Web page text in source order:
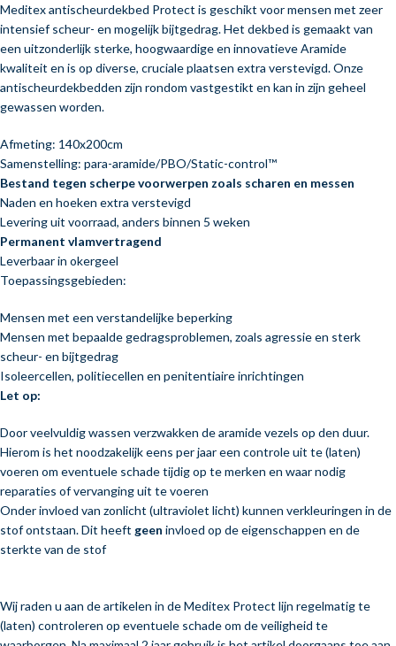
Meditex antischeurdekbed Protect is geschikt voor mensen met zeer
intensief scheur- en mogelijk bijtgedrag. Het dekbed is gemaakt van
een uitzonderlijk sterke, hoogwaardige en innovatieve Aramide
kwaliteit en is op diverse, cruciale plaatsen extra verstevigd. Onze
antischeurdekbedden zijn rondom vastgestikt en kan in zijn geheel
gewassen worden.
Afmeting: 140x200cm
Samenstelling: para-aramide/PBO/Static-control™
Bestand tegen scherpe voorwerpen zoals scharen en messen
Naden en hoeken extra verstevigd
Levering uit voorraad, anders binnen 5 weken
Permanent vlamvertragend
Leverbaar in okergeel
Toepassingsgebieden:
Mensen met een verstandelijke beperking
Mensen met bepaalde gedragsproblemen, zoals agressie en sterk
scheur- en bijtgedrag
Isoleercellen, politiecellen en penitentiaire inrichtingen
Let op:
Door veelvuldig wassen verzwakken de aramide vezels op den duur.
Hierom is het noodzakelijk eens per jaar een controle uit te (laten)
voeren om eventuele schade tijdig op te merken en waar nodig
reparaties of vervanging uit te voeren
Onder invloed van zonlicht (ultraviolet licht) kunnen verkleuringen in de
stof ontstaan. Dit heeft geen invloed op de eigenschappen en de
sterkte van de stof
Wij raden u aan de artikelen in de Meditex Protect lijn regelmatig te
(laten) controleren op eventuele schade om de veiligheid te